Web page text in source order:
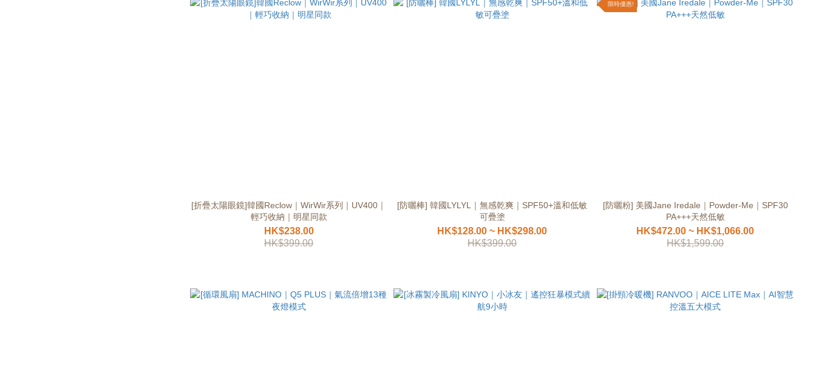
[折疊太陽眼鏡]韓國Reclow｜WirWir系列｜UV400｜
輕巧收納｜明星同款
HK$238.00
HK$399.00
[防曬棒] 韓國LYLYL｜無感乾爽｜SPF50+溫和低敏
可疊塗
HK$128.00 ~ HK$298.00
HK$399.00
限時優惠!
[防曬粉] 美國Jane Iredale｜Powder-Me｜SPF30
PA+++天然低敏
HK$472.00 ~ HK$1,066.00
HK$1,599.00